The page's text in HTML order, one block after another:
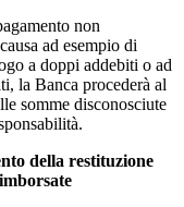
non
ad esempio di
a doppi addebiti o ad
la Banca procederà al
somme disconosciute
della restituzione